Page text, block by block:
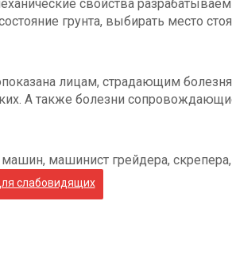
свойства
грунта, выбирать место
лицам, страдающим
А также болезни
машинист грейдера, скрепера,
слабовидящих